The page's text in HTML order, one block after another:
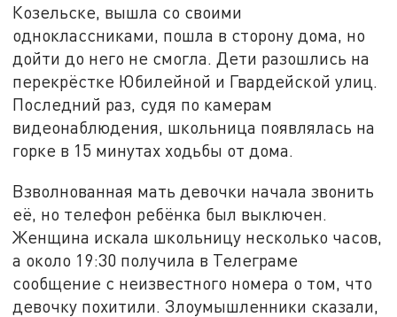
Козельске, вышла со своими
одноклассниками, пошла в сторону дома, но
дойти до него не смогла. Дети разошлись на
перекрёстке Юбилейной и Гвардейской улиц.
Последний раз, судя по камерам
видеонаблюдения, школьница появлялась на
горке в 15 минутах ходьбы от дома.
Взволнованная мать девочки начала звонить
её, но телефон ребёнка был выключен.
Женщина искала школьницу несколько часов,
а около 19:30 получила в Телеграме
сообщение с неизвестного номера о том, что
девочку похитили. Злоумышленники сказали,